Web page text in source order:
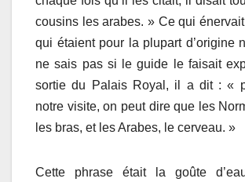
cousins les arabes. » Ce qui
qui étaient pour la plupart d’origine
ne sais pas si le guide le faisait
sortie du Palais Royal, il a dit : «
notre visite, on peut dire que les
les bras, et les Arabes, le cerveau. »
Cette phrase était la goûte